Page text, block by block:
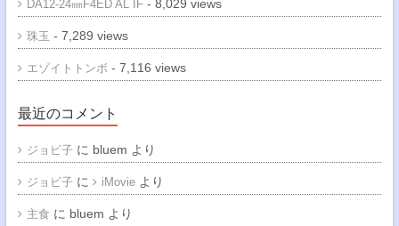
DA12-24㎜F4ED AL IF- 8,029 views
珠玉 - 7,289 views
エゾイトトンボ - 7,116 views
最近のコメント
ジョビ子 に bluem より
ジョビ子 に iMovieより
主食 に bluem より